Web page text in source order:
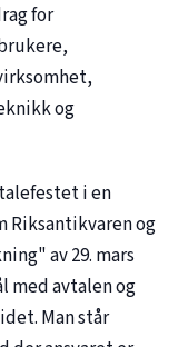
for
og
i en
Riksantikvaren og
av 29. mars
med avtalen og
Man står